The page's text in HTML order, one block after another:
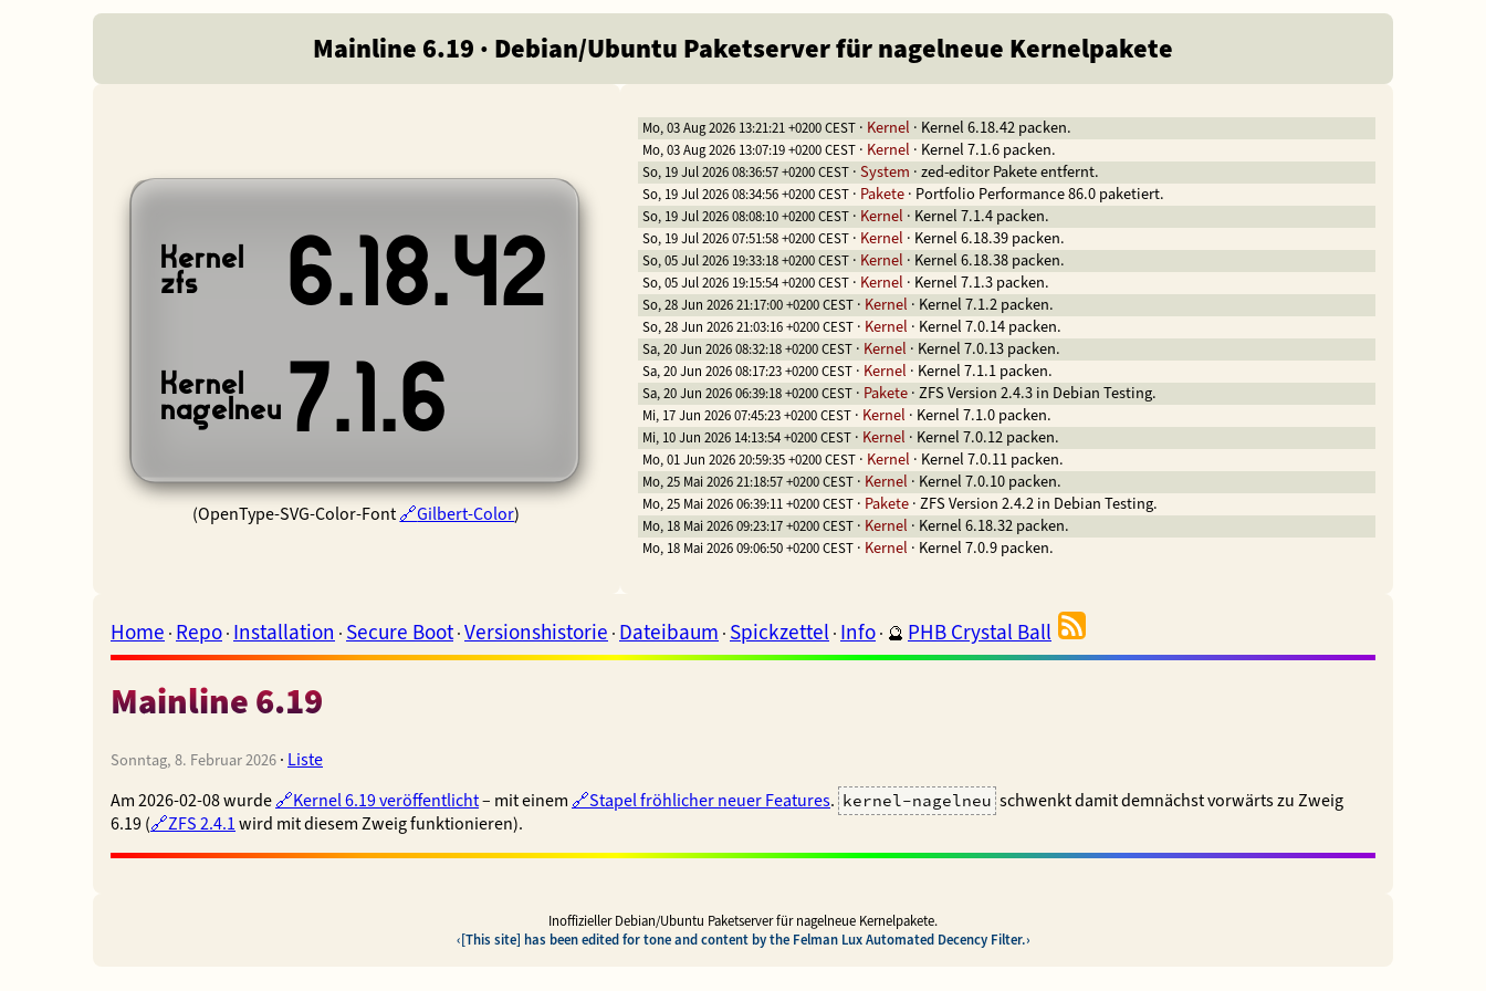
Mainline 6.19 · Debian/Ubuntu Paketserver für nagelneue Kernelpakete
Kernel
zfs
Kernel
nagelneu
6.18.42
7.1.6
(OpenType-SVG-Color-Font Gilbert-Color)
Mo, 03 Aug 2026 13:21:21 +0200 CEST · Kernel · Kernel 6.18.42 packen.
Mo, 03 Aug 2026 13:07:19 +0200 CEST · Kernel · Kernel 7.1.6 packen.
So, 19 Jul 2026 08:36:57 +0200 CEST · System · zed-editor Pakete entfernt.
So, 19 Jul 2026 08:34:56 +0200 CEST · Pakete · Portfolio Performance 86.0 paketiert.
So, 19 Jul 2026 08:08:10 +0200 CEST · Kernel · Kernel 7.1.4 packen.
So, 19 Jul 2026 07:51:58 +0200 CEST · Kernel · Kernel 6.18.39 packen.
So, 05 Jul 2026 19:33:18 +0200 CEST · Kernel · Kernel 6.18.38 packen.
So, 05 Jul 2026 19:15:54 +0200 CEST · Kernel · Kernel 7.1.3 packen.
So, 28 Jun 2026 21:17:00 +0200 CEST · Kernel · Kernel 7.1.2 packen.
So, 28 Jun 2026 21:03:16 +0200 CEST · Kernel · Kernel 7.0.14 packen.
Sa, 20 Jun 2026 08:32:18 +0200 CEST · Kernel · Kernel 7.0.13 packen.
Sa, 20 Jun 2026 08:17:23 +0200 CEST · Kernel · Kernel 7.1.1 packen.
Sa, 20 Jun 2026 06:39:18 +0200 CEST · Pakete · ZFS Version 2.4.3 in Debian Testing.
Mi, 17 Jun 2026 07:45:23 +0200 CEST · Kernel · Kernel 7.1.0 packen.
Mi, 10 Jun 2026 14:13:54 +0200 CEST · Kernel · Kernel 7.0.12 packen.
Mo, 01 Jun 2026 20:59:35 +0200 CEST · Kernel · Kernel 7.0.11 packen.
Mo, 25 Mai 2026 21:18:57 +0200 CEST · Kernel · Kernel 7.0.10 packen.
Mo, 25 Mai 2026 06:39:11 +0200 CEST · Pakete · ZFS Version 2.4.2 in Debian Testing.
Mo, 18 Mai 2026 09:23:17 +0200 CEST · Kernel · Kernel 6.18.32 packen.
Mo, 18 Mai 2026 09:06:50 +0200 CEST · Kernel · Kernel 7.0.9 packen.
Home · Repo· Installation · Secure Boot·Versionshistorie · Dateibaum · Spickzettel · Info· 🔮 PHB Crystal Ball
Mainline 6.19
Sonntag, 8. Februar 2026 · Liste
Am 2026-02-08 wurde
Kernel 6.19 veröffentlicht– mit einem Stapel fröhlicher neuer Features. kernel-nagelneu schwenkt damit demnächst vorwärts zu Zweig
6.19 (
ZFS 2.4.1wird mit diesem Zweig funktionieren).
Inoffizieller Debian/Ubuntu Paketserver für nagelneue Kernelpakete.
[This site] has been edited for tone and content by the Felman Lux Automated Decency Filter.